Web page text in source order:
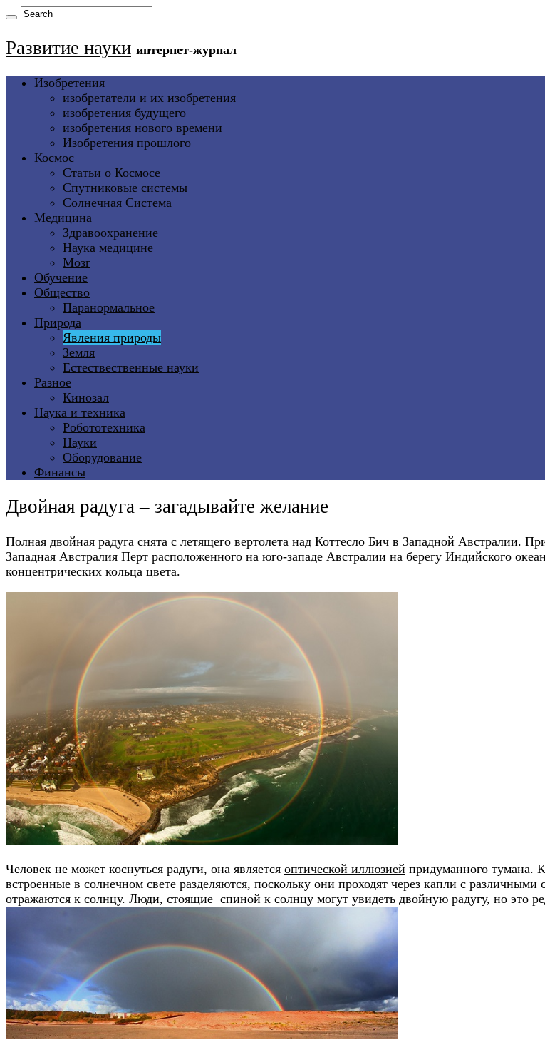
Развитие науки интернет-журнал
Изобретения
изобретатели и их изобретения
изобретения будущего
изобретения нового времени
Изобретения прошлого
Космос
Статьи о Космосе
Спутниковые системы
Солнечная Система
Медицина
Здравоохранение
Наука медицине
Мозг
Обучение
Общество
Паранормальное
Природа
Явления природы
Земля
Естествественные науки
Разное
Кинозал
Наука и техника
Робототехника
Науки
Оборудование
Финансы
Двойная радуга – загадывайте желание
Полная двойная радуга снята с летящего вертолета над Коттесло Бич в Западной Австралии.
Западная Австралия Перт расположенного на юго-западе Австралии на берегу Индийского
концентрических кольца цвета.
Человек не может коснуться радуги, она является оптической иллюзией придуманного тумана.
встроенные в солнечном свете разделяются, поскольку они проходят через капли с
отражаются к солнцу. Люди, стоящие спиной к солнцу могут увидеть двойную радугу, но это